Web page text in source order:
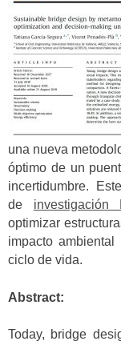
una nueva
óptimo de un
incertidumbre.
de investigación
optimizar
impacto
ciclo de vida.
Abstract:
Today, bridge